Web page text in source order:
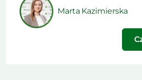
podnieść plon. Ten artykuł
materiału opublikowanego w
wydaniu naszego […]
Marta Kazimierska